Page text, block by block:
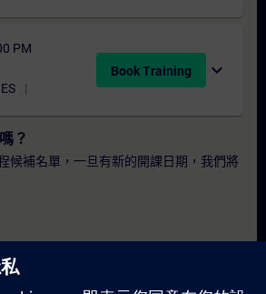
PM
ES
Book Training expand_more
？
候補名單，一旦有新的開課日期，我們將